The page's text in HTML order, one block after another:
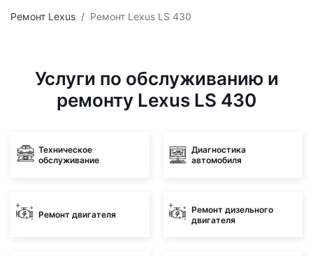
Ремонт Lexus Ремонт Lexus LS 430
Услуги по обслуживанию и
ремонту Lexus LS 430
Техническое
обслуживание
Диагностика
автомобиля
Ремонт двигателя
Ремонт дизельного
двигателя